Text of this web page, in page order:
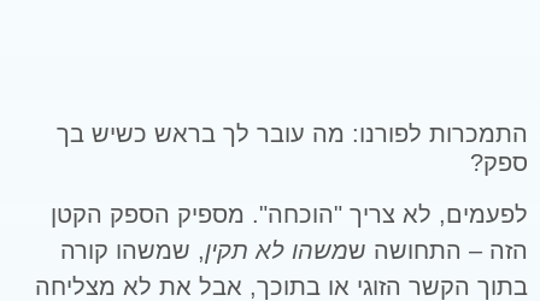
התמכרות לפורנו: מה עובר לך בראש כשיש בך
ספק?
לפעמים, לא צריך "הוכחה". מספיק הספק הקטן
הזה – התחושה שמשהו לא תקין, שמשהו קורה
בתוך הקשר הזוגי או בתוכך, אבל את לא מצליחה